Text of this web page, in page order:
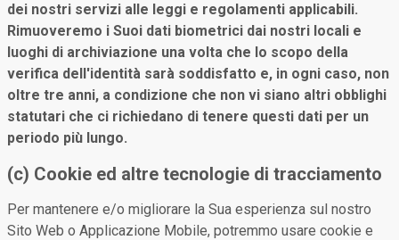
dei nostri servizi alle leggi e regolamenti applicabili.
Rimuoveremo i Suoi dati biometrici dai nostri locali e
luoghi di archiviazione una volta che lo scopo della
verifica dell'identità sarà soddisfatto e, in ogni caso, non
oltre tre anni, a condizione che non vi siano altri obblighi
statutari che ci richiedano di tenere questi dati per un
periodo più lungo.
(c) Cookie ed altre tecnologie di tracciamento
Per mantenere e/o migliorare la Sua esperienza sul nostro
Sito Web o Applicazione Mobile, potremmo usare cookie e